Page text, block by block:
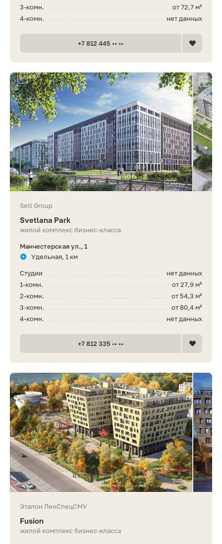
от 72,7 м²
3-комн.
нет данных
4-комн.
+7 812 445 •• ••
Setl Group
Svetlana Park
жилой комплекс бизнес-класса
Манчестерская ул., 1
Удельная, 1 км
нет данных
Студии
от 27,9 м²
1-комн.
от 54,3 м²
2-комн.
от 80,4 м²
3-комн.
нет данных
4-комн.
+7 812 335 •• ••
Эталон ЛенСпецСМУ
Fusion
жилой комплекс бизнес-класса